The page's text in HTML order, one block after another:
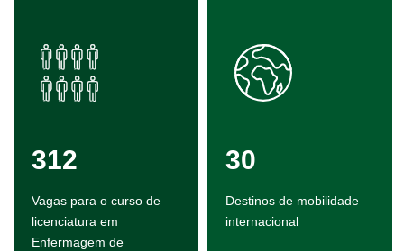
312
Vagas para o curso de
licenciatura em
Enfermagem de
30
Destinos de mobilidade
internacional